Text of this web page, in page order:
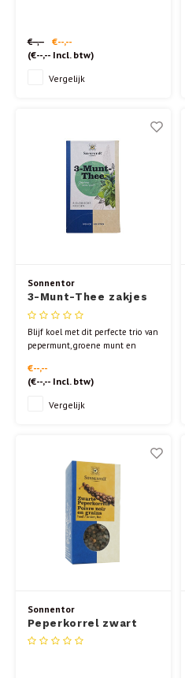
€--,--
€--,--
(€--,--Incl. btw)
Vergelijk
Sonnentor
3-Munt-Thee zakjes
Blijf koel met dit perfecte trio van
pepermunt, groene munt en
samenstelling is veelzijdiger dan
pure pepermunt. Ook heerlijk om
zomerdagen.
€--,--
(€--,--Incl. btw)
Vergelijk
Sonnentor
Peperkorrel zwart
55gr.